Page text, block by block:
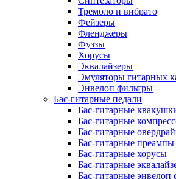
Тремоло и вибрато
Фейзеры
Фленджеры
Фуззы
Хорусы
Эквалайзеры
Эмуляторы гитарных
Энвелоп фильтры
Бас-гитарные педали
Бас-гитарные
Бас-гитарные
Бас-гитарные
Бас-гитарные преампы
Бас-гитарные хорусы
Бас-гитарные
Бас-гитарные энвелоп